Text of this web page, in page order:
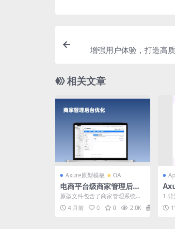
增强用户体验，打造高
相关文章
Axure原型模板 OA
电商平台级商家管理后台
系统axure产品原型文件r
p下载
原型文件包含了商家管理系统的
各个页面，共计69个目录。其中
包括商家登录页、商户认...
4 月前 0 0 2.0K
1.
产
源